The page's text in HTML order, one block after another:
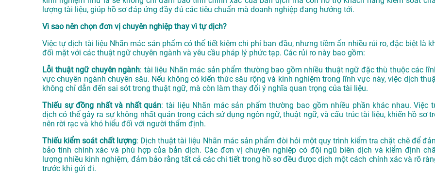
lượng tài liệu, giúp hồ sơ đáp ứng đầy đủ các tiêu chuẩn mà doanh nghiệp đang hướng tới.
Vì sao nên chọn đơn vị chuyên nghiệp thay vì tự dịch?
Việc tự dịch tài liệu Nhãn mác sản phẩm có thể tiết kiệm chi phí ban đầu, nhưng tiềm ẩn nhiều rủi ro, đặc biệt là
đối mặt với các thuật ngữ chuyên ngành và yêu cầu pháp lý phức tạp. Các rủi ro này bao gồm:
Lỗi thuật ngữ chuyên ngành: tài liệu Nhãn mác sản phẩm thường bao gồm nhiều thuật ngữ đặc thù thuộc các
vực chuyên ngành chuyên sâu. Nếu không có kiến thức sâu rộng và kinh nghiệm trong lĩnh vực này, việc dịch
không chỉ dẫn đến sai sót trong thuật ngữ, mà còn làm thay đổi ý nghĩa quan trọng của tài liệu.
Thiếu sự đồng nhất và nhất quán: tài liệu Nhãn mác sản phẩm thường bao gồm nhiều phần khác nhau. Việc
dịch có thể gây ra sự không nhất quán trong cách sử dụng ngôn ngữ, thuật ngữ, và cấu trúc tài liệu, khiến hồ sơ
nên rời rạc và khó hiểu đối với người thẩm định.
Thiếu kiểm soát chất lượng: Dịch thuật tài liệu Nhãn mác sản phẩm đòi hỏi một quy trình kiểm tra chặt chẽ để
bảo tính chính xác và phù hợp của bản dịch. Các đơn vị chuyên nghiệp có đội ngũ biên dịch và kiểm định
lượng nhiều kinh nghiệm, đảm bảo rằng tất cả các chi tiết trong hồ sơ đều được dịch một cách chính xác và rõ
trước khi gửi đi.